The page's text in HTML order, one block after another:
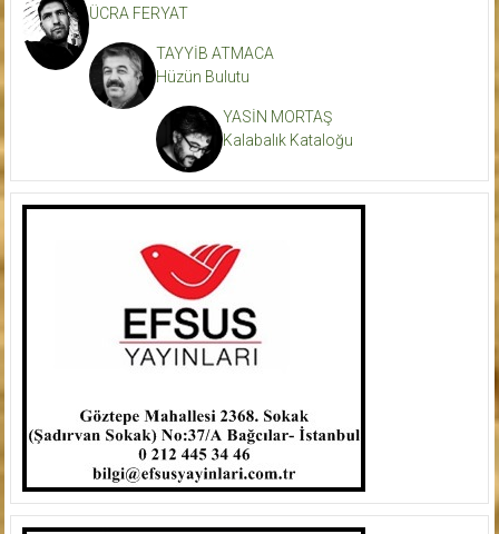
ÜCRA FERYAT
TAYYİB ATMACA
Hüzün Bulutu
YASİN MORTAŞ
Kalabalık Kataloğu